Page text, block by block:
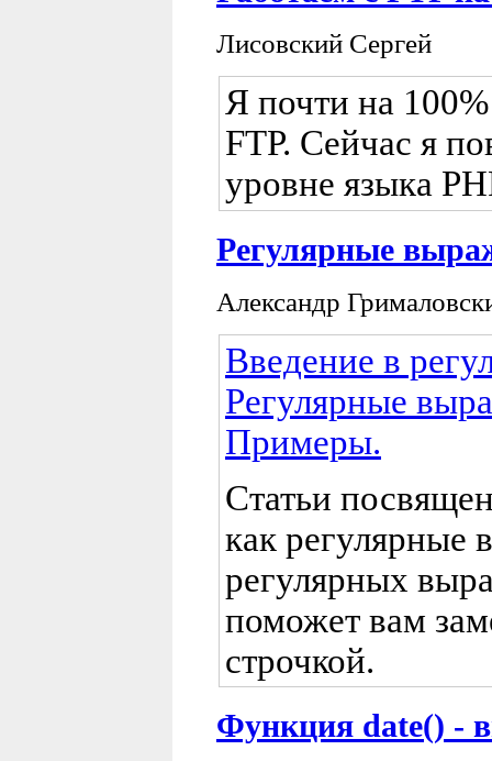
Лисовский Сергей
Я почти на
FTP. Сейчас я
уровне языка
Регулярные
Александр
Введение в
Регулярные
Примеры.
Статьи
как регулярные
регулярных
поможет вам
строчкой.
Функция date() -